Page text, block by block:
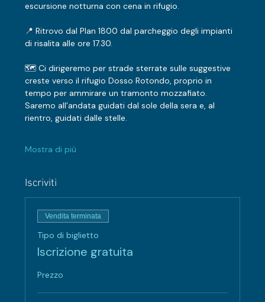
escursione notturna con cena in rifugio.
📍 Ritrovo dal Plan 1800 dal parcheggio degli impianti
di risalita alle ore 17.30.
🗺️ Ci dirigeremo per strade sterrate sulle suggestive
creste verso il rifugio Dosso Rotondo, proprio in
tempo per ammirare un tramonto mozzafiato.
Saremo all’andata guidati dal sole della sera e, al
rientro, guidati dalle stelle.
Mostra di più
Iscriviti
Vendita terminata
Tipo di biglietto
Iscrizione gratuita
Prezzo